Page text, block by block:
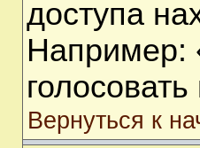
доступа
Например:
Вернуться к